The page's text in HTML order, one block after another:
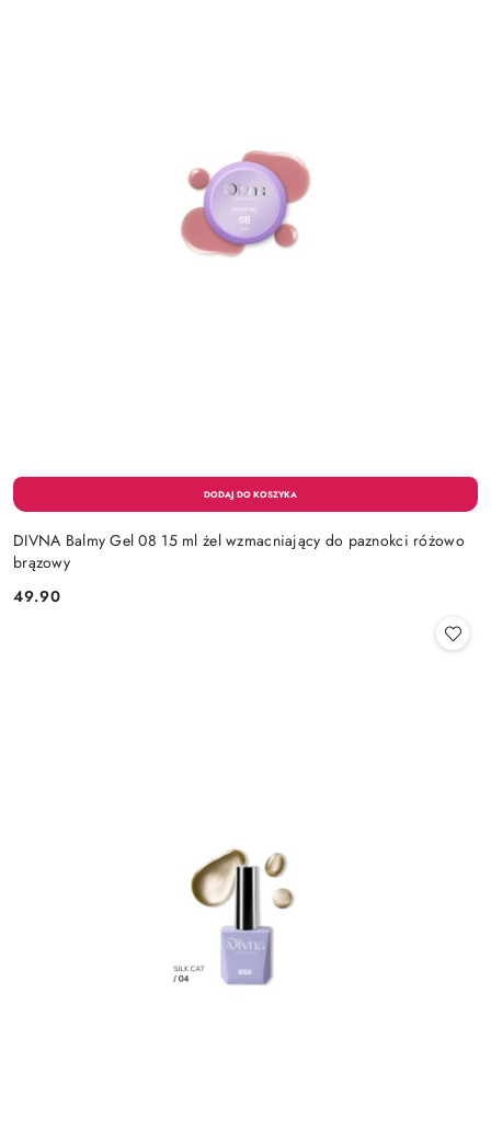
DIVNA Balmy Gel 08 15 ml żel wzmacniający do paznokci różowo
brązowy
Cena:
49.90